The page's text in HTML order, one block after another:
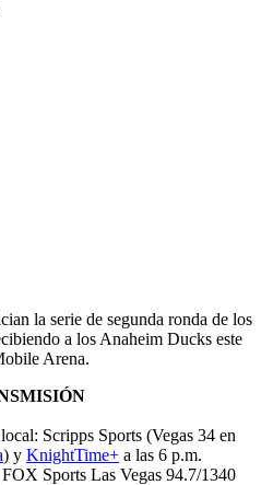
la serie de segunda ronda de los
a los Anaheim Ducks este
Arena.
Scripps Sports (Vegas 34 en
) y KnightTime+ a las 6 p.m.
Sports Las Vegas 94.7/1340